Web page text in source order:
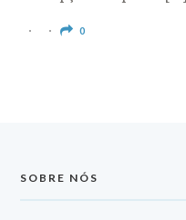
0
SOBRE NÓS